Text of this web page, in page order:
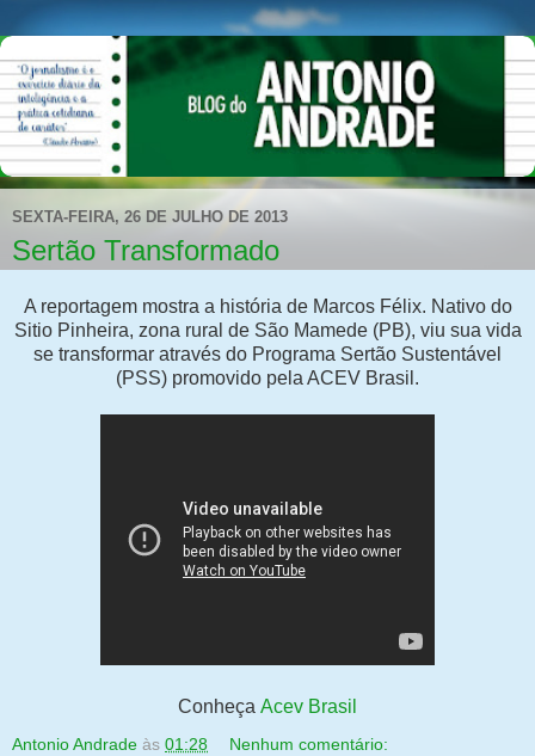
SEXTA-FEIRA, 26 DE JULHO DE 2013
Sertão Transformado
A reportagem mostra a história de Marcos Félix. Nativo do
Sitio Pinheira, zona rural de São Mamede (PB), viu sua vida
se transformar através do Programa Sertão Sustentável
(PSS) promovido pela ACEV Brasil.
Conheça Acev Brasil
Antonio Andrade às 01:28 Nenhum comentário: